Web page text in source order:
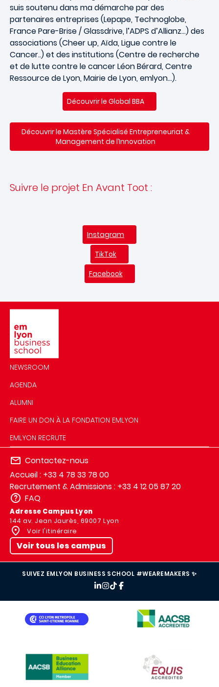
suis soutenu dans ma démarche par des
partenaires entreprises (Lepape, Technoglobe,
France Pare-Brise / Glassdrive, l’ADPS d’Allianz…) des
associations (Cheer up, Aïda, Ligue contre le
Cancer..) et des institutions (Centre de recherche
et de lutte contre le cancer Léon Bérard, Centre
Ressource de Lyon, Mairie de Lyon, emlyon…).
Découvrir le Global BBA
Découvrir le Mastère Spécialisé Entrepreneuriat &
Management de l’Innovation
Suivre le projet En Avant Toot :
Instagram
TikTok
Facebook
NEWSROOM
AGENDA
ALUMNI
FAIRE UN DON À LA FONDATION EMLYON
EMLYON RECRUTE
Contactez-nous
Accueil : +33 4 78 33 78 00
Recrutement & Admissions : +33 4 12 05 87 20
FAQ
Adresse Campus Lyon
144 av. Jean Jaurès, 69007 Lyon
Voir l'itinéraire
Voir tous les campus
SUIVEZ EMLYON BUSINESS SCHOOL #WEAREMAKERS ✨
IMAGE